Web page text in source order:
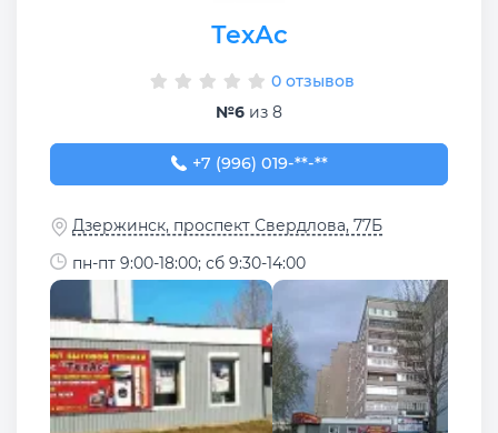
ТехАс
0 отзывов
№6 из 8
+7 (996) 019-32-81
+7 (996) 019-**-**
Дзержинск, проспект Свердлова, 77Б
пн-пт 9:00-18:00; сб 9:30-14:00